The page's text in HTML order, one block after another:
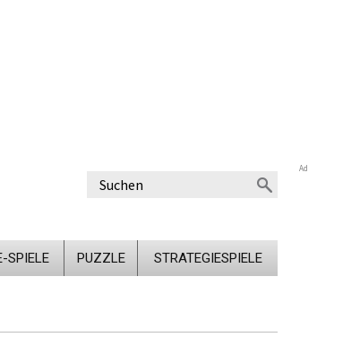
Ad
SPIELE PUZZLE STRATEGIESPIELE